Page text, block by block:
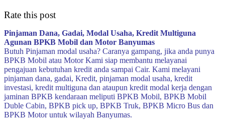
Rate this post
Pinjaman Dana, Gadai, Modal Usaha, Kredit Multiguna
Agunan BPKB Mobil dan Motor Banyumas
Butuh Pinjaman modal usaha? Caranya gampang, jika anda punya
BPKB Mobil atau Motor Kami siap membantu melayanai
pengajuan kebutuhan kredit anda sampai Cair. Kami melayani
pinjaman dana, gadai, Kredit, pinjaman modal usaha, kredit
investasi, kredit multiguna dan ataupun kredit modal kerja dengan
jaminan BPKB kendaraan meliputi BPKB Mobil, BPKB Mobil
Duble Cabin, BPKB pick up, BPKB Truk, BPKB Micro Bus dan
BPKB Motor untuk wilayah Banyumas.